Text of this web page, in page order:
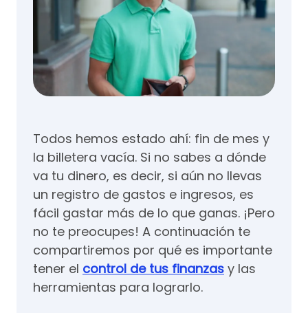
Todos hemos estado ahí: fin de mes y
la billetera vacía. Si no sabes a dónde
va tu dinero, es decir, si aún no llevas
un registro de gastos e ingresos, es
fácil gastar más de lo que ganas. ¡Pero
no te preocupes! A continuación te
compartiremos por qué es importante
tener el control de tus finanzas y las
herramientas para lograrlo.